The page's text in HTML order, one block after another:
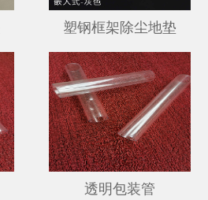
塑钢框架除尘地垫
透明包装管